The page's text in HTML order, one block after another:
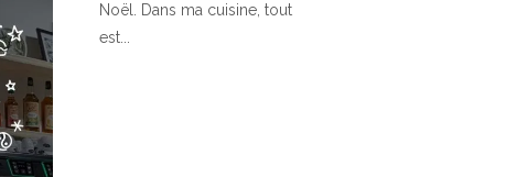
Noël. Dans ma cuisine, tout
est...